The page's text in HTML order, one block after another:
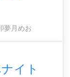
夢月めお
イト